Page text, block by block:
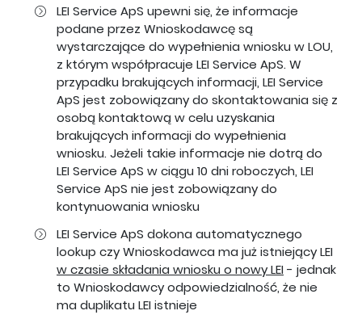
LEI Service ApS upewni się, że informacje
podane przez Wnioskodawcę są
wystarczające do wypełnienia wniosku w LOU,
z którym współpracuje LEI Service ApS. W
przypadku brakujących informacji, LEI Service
ApS jest zobowiązany do skontaktowania się z
osobą kontaktową w celu uzyskania
brakujących informacji do wypełnienia
wniosku. Jeżeli takie informacje nie dotrą do
LEI Service ApS w ciągu 10 dni roboczych, LEI
Service ApS nie jest zobowiązany do
kontynuowania wniosku
LEI Service ApS dokona automatycznego
lookup czy Wnioskodawca ma już istniejący LEI
w czasie składania wniosku o nowy LEI - jednak
to Wnioskodawcy odpowiedzialność, że nie
ma duplikatu LEI istnieje